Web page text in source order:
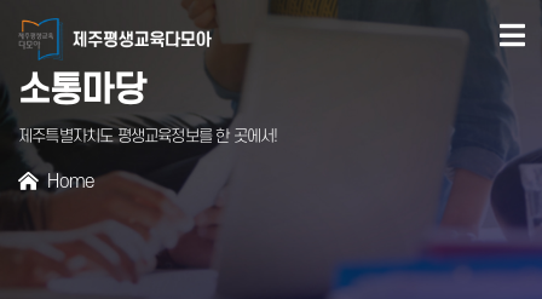
바로가기
소통마당
제주특별자치도 평생교육정보를 한 곳에서!
Home